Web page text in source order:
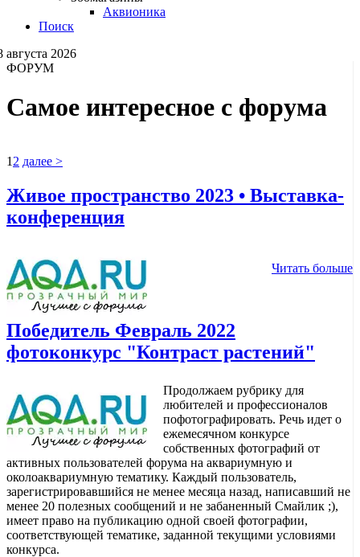
Аквионика
Поиск
августа 2026
ФОРУМ
Самое интересное с форума
1 2 далее >
Живое пространство 2023 • Выставка-
конференция
Читать больше
Победитель Февраль 2022
фотоконкурс "Контраст растений"
Продолжаем рубрику для
любителей и профессионалов
пофотографировать. Речь идет о
ежемесячном конкурсе
собственных фотографий от
активных пользователей форума на аквариумную и
околоаквариумную тематику. Каждый пользователь,
зарегистрировавшийся не менее месяца назад, написавший не
менее 20 полезных сообщений и не забаненный Смайлик ;),
имеет право на публикацию одной своей фотографии,
соответствующей тематике, заданной текущими условиями
конкурса.